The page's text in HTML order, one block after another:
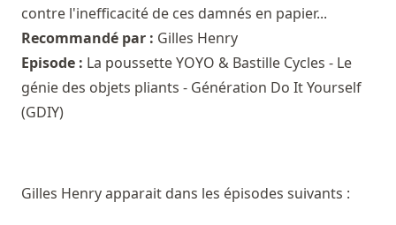
contre l'inefficacité de ces damnés en papier...
Recommandé par : Gilles Henry
Episode : La poussette YOYO & Bastille Cycles - Le
génie des objets pliants - Génération Do It Yourself
(GDIY)
Gilles Henry apparait dans les épisodes suivants :